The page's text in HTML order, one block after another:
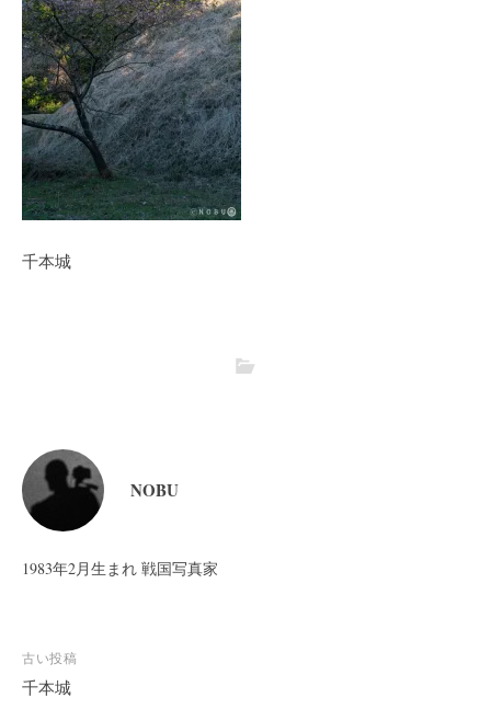
千本城
NOBU
1983年2月生まれ 戦国写真家
投
稿
古い投稿
千本城